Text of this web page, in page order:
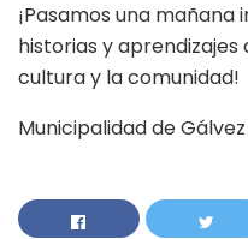
¡Pasamos una mañana
historias y
cultura y la comunidad!
Municipalidad de Gálvez